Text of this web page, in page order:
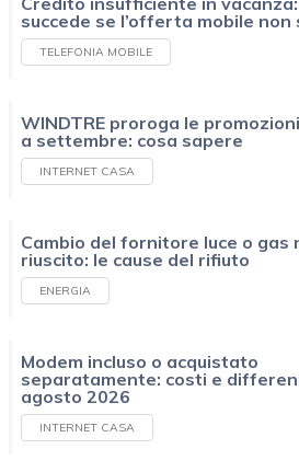
succede se l’offerta mobile non
TELEFONIA MOBILE
WINDTRE proroga le
a settembre: cosa sapere
INTERNET CASA
Cambio del fornitore luce o gas
riuscito: le cause del rifiuto
ENERGIA
Modem incluso o acquistato
separatamente: costi e
agosto 2026
INTERNET CASA